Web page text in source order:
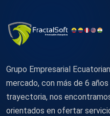
Grupo Empresarial
mercado, con más de 6
trayectoria, nos
orientados en ofertar